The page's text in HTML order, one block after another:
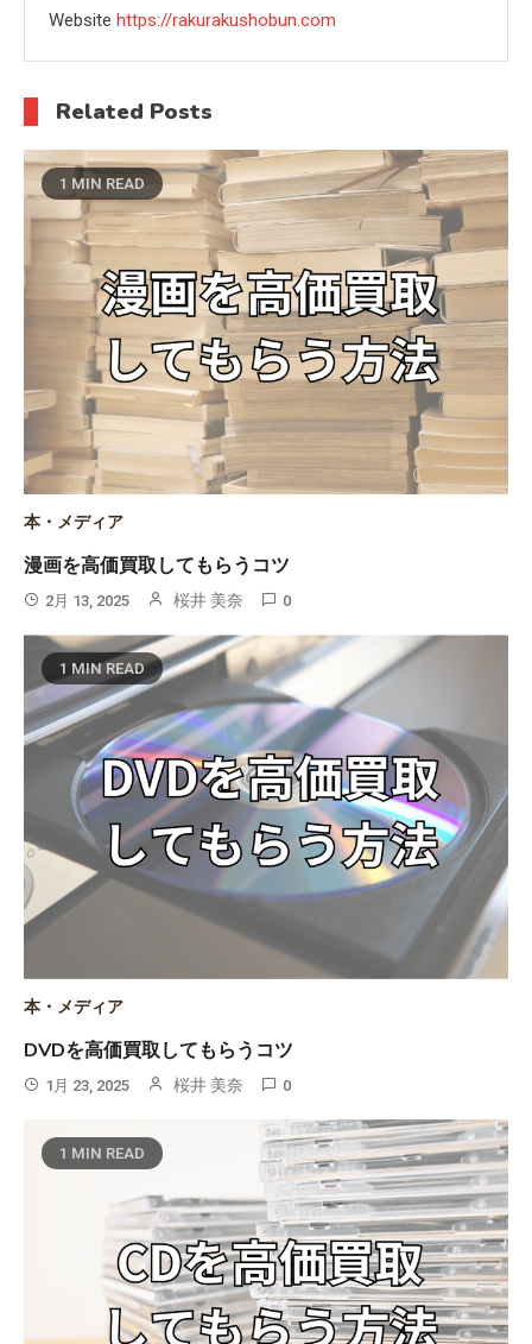
ゲ
シ
ョ
Website https://rakurakushobun.com
Related Posts
1 MIN READ
本・メディア
漫画を高価買取してもらうコツ
2月 13, 2025 桜井 美奈 0
1 MIN READ
本・メディア
DVDを高価買取してもらうコツ
1月 23, 2025 桜井 美奈 0
1 MIN READ